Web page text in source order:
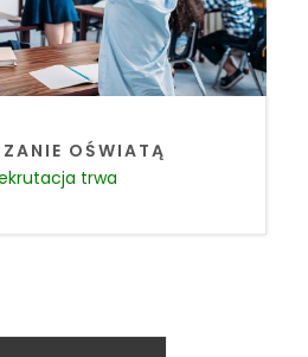
OŚWIATĄ
trwa